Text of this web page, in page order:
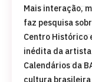
Mais interação,
faz pesquisa
Centro Histórico
inédita da
Calendários da
cultura brasileira